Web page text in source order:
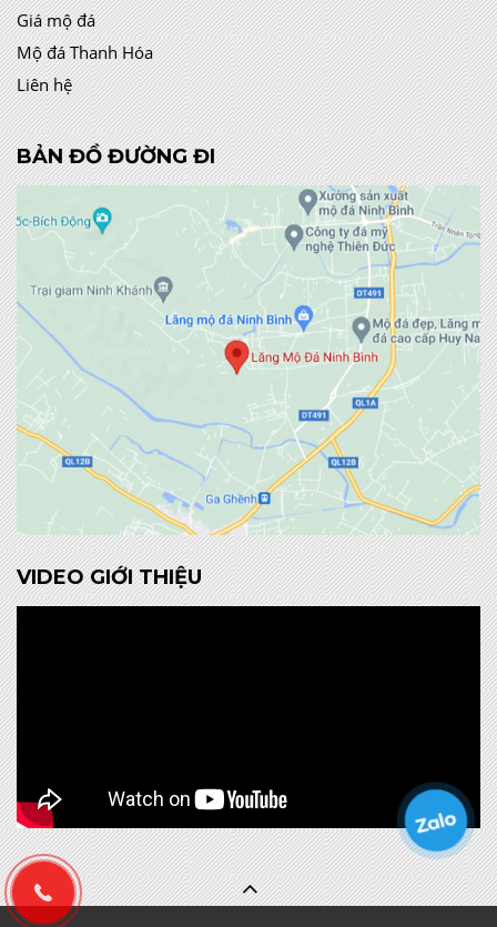
Giá mộ đá
Mộ đá Thanh Hóa
Liên hệ
BẢN ĐỒ ĐƯỜNG ĐI
VIDEO GIỚI THIỆU